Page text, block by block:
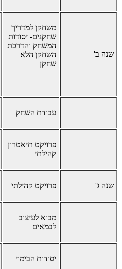
שנה ב'
משחקן למדריך
שחקנים- יסודות
המשחק והדרכת
השחקן הלא
שחקן
עבודת השחק
פרויקט תיאטרון
קהילתי
שנה ג' פרויקט קהילתי
מבוא לעיצוב
לבמאים
יסודות הבימוי